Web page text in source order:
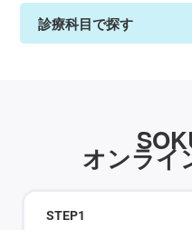
診療科目で探す
オンライ
STEP1